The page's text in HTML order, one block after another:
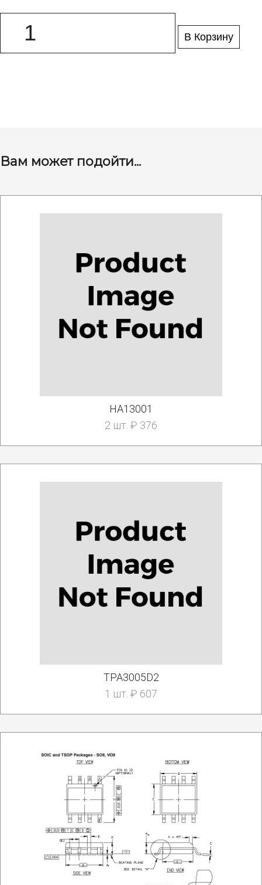
В Корзину
Вам может подойти...
HA13001
2 шт. ₽ 376
TPA3005D2
1 шт. ₽ 607